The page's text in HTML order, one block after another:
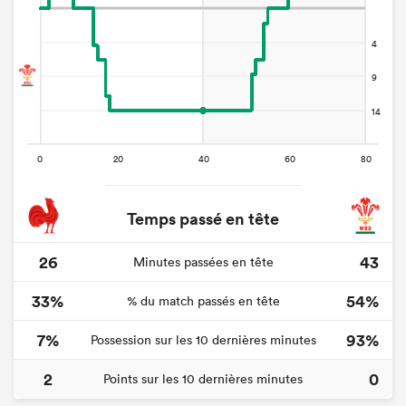
Temps passé en tête
26
Minutes passées en tête
43
33%
% du match passés en tête
54%
7%
Possession sur les 10 dernières minutes
93%
2
Points sur les 10 dernières minutes 0